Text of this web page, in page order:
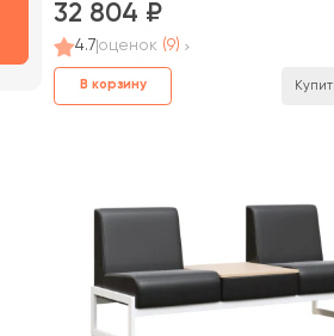
32 804
4.7 оценок (9)
В корзину